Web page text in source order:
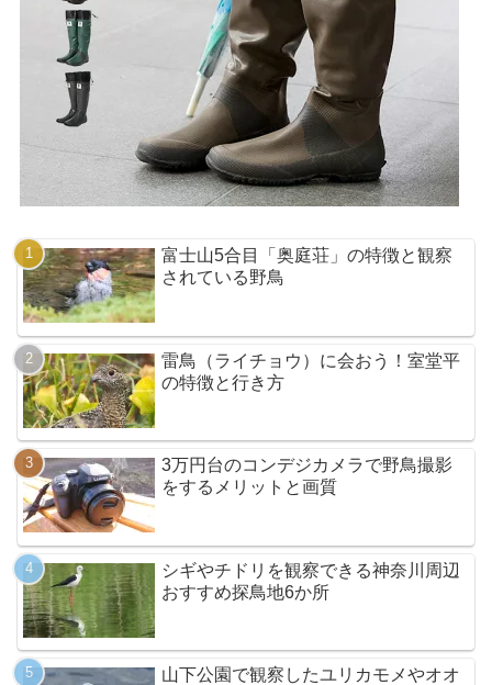
富士山5合目「奥庭荘」の特徴と観察
されている野鳥
雷鳥（ライチョウ）に会おう！室堂平
の特徴と行き方
3万円台のコンデジカメラで野鳥撮影
をするメリットと画質
シギやチドリを観察できる神奈川周辺
おすすめ探鳥地6か所
山下公園で観察したユリカモメやオオ